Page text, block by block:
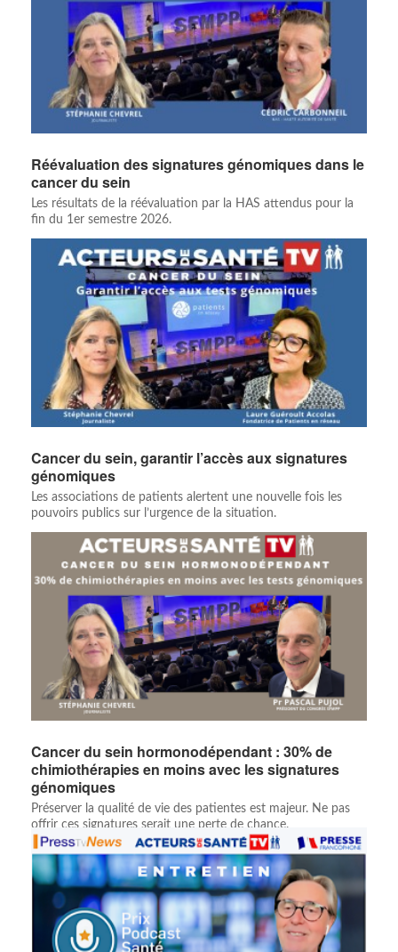
Réévaluation des signatures génomiques dans le
cancer du sein
Les résultats de la réévaluation par la HAS attendus pour la
fin du 1er semestre 2026.
Cancer du sein, garantir l’accès aux signatures
génomiques
Les associations de patients alertent une nouvelle fois les
pouvoirs publics sur l’urgence de la situation.
Cancer du sein hormonodépendant : 30% de
chimiothérapies en moins avec les signatures
génomiques
Préserver la qualité de vie des patientes est majeur. Ne pas
offrir ces signatures serait une perte de chance.